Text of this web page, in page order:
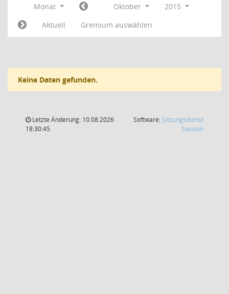
Monat Oktober
2015
Aktuell
Gremium auswählen
Keine Daten gefunden.
Letzte Änderung: 10.08.2026
18:30:45
Software: Sitzungsdienst
Session(Wird in